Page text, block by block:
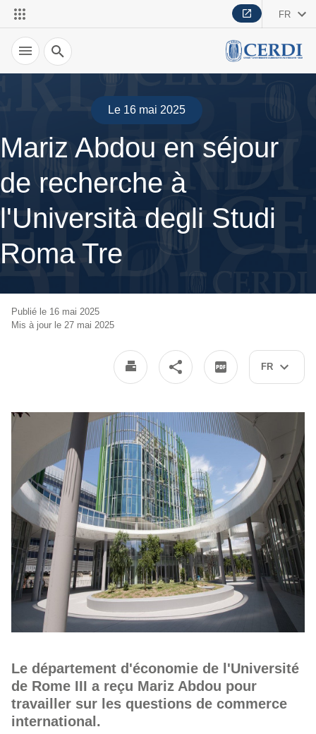
FR
Recherche
Le 16 mai 2025
Mariz Abdou en séjour
de recherche à
l'Università degli Studi
Roma Tre
FR
Publié le 16 mai 2025
Mis à jour le 27 mai 2025
Le département d'économie de l'Université
de Rome III a reçu Mariz Abdou pour
travailler sur les questions de commerce
international.